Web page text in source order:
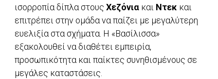
ισορροπία δίπλα στους Χεζόνια και Ντεκ και
επιτρέπει στην ομάδα να παίζει με μεγαλύτερη
ευελιξία στα σχήματα. Η «Βασίλισσα»
εξακολουθεί να διαθέτει εμπειρία,
προσωπικότητα και παίκτες συνηθισμένους σε
μεγάλες καταστάσεις.